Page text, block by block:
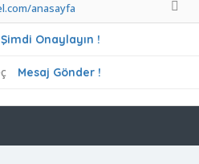
anasayfa
Şimdi Onaylayın !
Mesaj Gönder !